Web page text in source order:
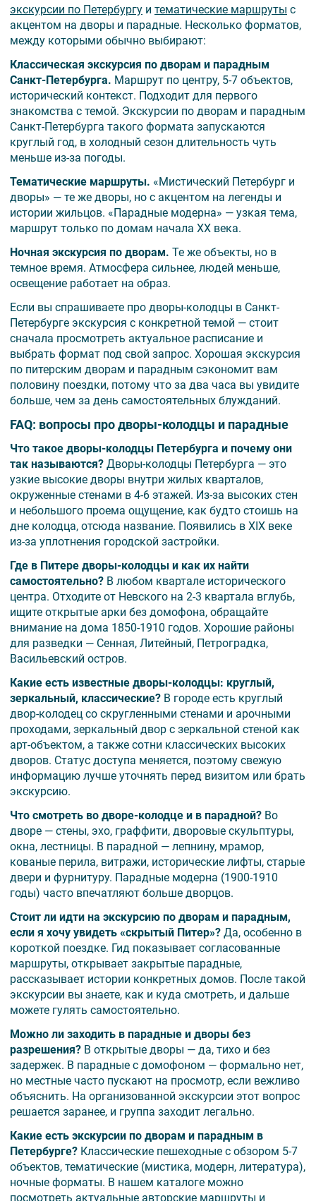
экскурсии по Петербургу и тематические маршруты с
акцентом на дворы и парадные. Несколько форматов,
между которыми обычно выбирают:
Классическая экскурсия по дворам и парадным
Санкт-Петербурга. Маршрут по центру, 5-7 объектов,
исторический контекст. Подходит для первого
знакомства с темой. Экскурсии по дворам и парадным
Санкт-Петербурга такого формата запускаются
круглый год, в холодный сезон длительность чуть
меньше из-за погоды.
Тематические маршруты. «Мистический Петербург и
дворы» — те же дворы, но с акцентом на легенды и
истории жильцов. «Парадные модерна» — узкая тема,
маршрут только по домам начала XX века.
Ночная экскурсия по дворам. Те же объекты, но в
темное время. Атмосфера сильнее, людей меньше,
освещение работает на образ.
Если вы спрашиваете про дворы-колодцы в Санкт-
Петербурге экскурсия с конкретной темой — стоит
сначала просмотреть актуальное расписание и
выбрать формат под свой запрос. Хорошая экскурсия
по питерским дворам и парадным сэкономит вам
половину поездки, потому что за два часа вы увидите
больше, чем за день самостоятельных блужданий.
FAQ: вопросы про дворы-колодцы и парадные
Что такое дворы-колодцы Петербурга и почему они
так называются? Дворы-колодцы Петербурга — это
узкие высокие дворы внутри жилых кварталов,
окруженные стенами в 4-6 этажей. Из-за высоких стен
и небольшого проема ощущение, как будто стоишь на
дне колодца, отсюда название. Появились в XIX веке
из-за уплотнения городской застройки.
Где в Питере дворы-колодцы и как их найти
самостоятельно? В любом квартале исторического
центра. Отходите от Невского на 2-3 квартала вглубь,
ищите открытые арки без домофона, обращайте
внимание на дома 1850-1910 годов. Хорошие районы
для разведки — Сенная, Литейный, Петроградка,
Васильевский остров.
Какие есть известные дворы-колодцы: круглый,
зеркальный, классические? В городе есть круглый
двор-колодец со скругленными стенами и арочными
проходами, зеркальный двор с зеркальной стеной как
арт-объектом, а также сотни классических высоких
дворов. Статус доступа меняется, поэтому свежую
информацию лучше уточнять перед визитом или брать
экскурсию.
Что смотреть во дворе-колодце и в парадной? Во
дворе — стены, эхо, граффити, дворовые скульптуры,
окна, лестницы. В парадной — лепнину, мрамор,
кованые перила, витражи, исторические лифты, старые
двери и фурнитуру. Парадные модерна (1900-1910
годы) часто впечатляют больше дворцов.
Стоит ли идти на экскурсию по дворам и парадным,
если я хочу увидеть «скрытый Питер»? Да, особенно в
короткой поездке. Гид показывает согласованные
маршруты, открывает закрытые парадные,
рассказывает истории конкретных домов. После такой
экскурсии вы знаете, как и куда смотреть, и дальше
можете гулять самостоятельно.
Можно ли заходить в парадные и дворы без
разрешения? В открытые дворы — да, тихо и без
задержек. В парадные с домофоном — формально нет,
но местные часто пускают на просмотр, если вежливо
объяснить. На организованной экскурсии этот вопрос
решается заранее, и группа заходит легально.
Какие есть экскурсии по дворам и парадным в
Петербурге? Классические пешеходные с обзором 5-7
объектов, тематические (мистика, модерн, литература),
ночные форматы. В нашем каталоге можно
посмотреть актуальные авторские маршруты и